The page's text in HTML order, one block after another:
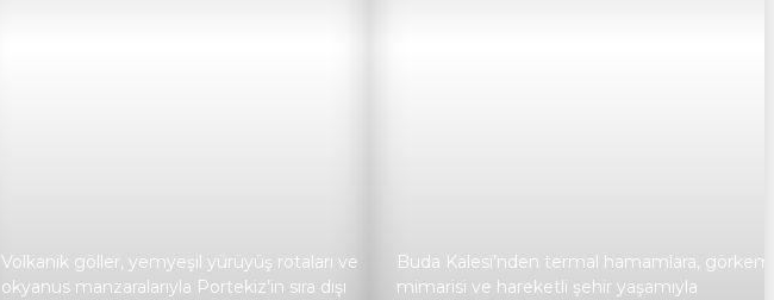
Volkanik göller, yemyeşil yürüyüş rotaları ve
okyanus manzaralarıyla Portekiz’in sıra dışı
Buda Kalesi’nden termal hamamlara,
mimarisi ve hareketli şehir yaşamıyla